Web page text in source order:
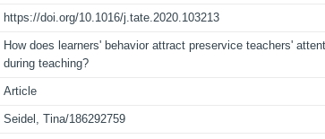
https://doi.org/10.1016/j.tate.2020.103213
How does learners' behavior attract preservice teachers'
during teaching?
Article
Seidel, Tina/186292759